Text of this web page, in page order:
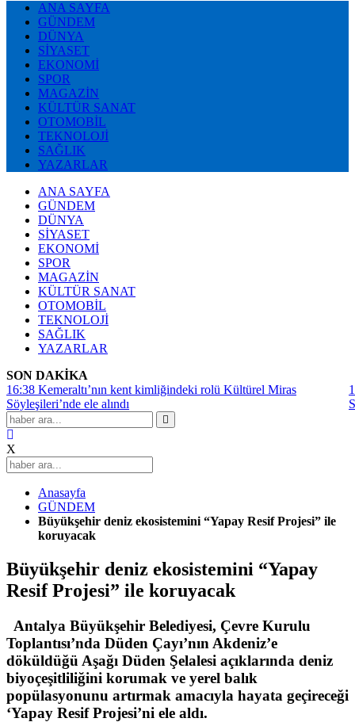
ANA SAYFA
GÜNDEM
DÜNYA
SİYASET
EKONOMİ
SPOR
MAGAZİN
KÜLTÜR SANAT
OTOMOBİL
TEKNOLOJİ
SAĞLIK
YAZARLAR
ANA SAYFA
GÜNDEM
DÜNYA
SİYASET
EKONOMİ
SPOR
MAGAZİN
KÜLTÜR SANAT
OTOMOBİL
TEKNOLOJİ
SAĞLIK
YAZARLAR
SON DAKİKA
16:38 Kemeraltı’nın kent kimliğindeki rolü Kültürel Miras
Söyleşileri’nde ele alındı
X
Anasayfa
GÜNDEM
Büyükşehir deniz ekosistemini “Yapay Resif Projesi” ile
koruyacak
Büyükşehir deniz ekosistemini “Yapay
Resif Projesi” ile koruyacak
Antalya Büyükşehir Belediyesi, Çevre Kurulu
Toplantısı’nda Düden Çayı’nın Akdeniz’e
döküldüğü Aşağı Düden Şelalesi açıklarında deniz
biyoçeşitliliğini korumak ve yerel balık
popülasyonunu artırmak amacıyla hayata geçireceği
‘Yapay Resif Projesi’ni ele aldı.